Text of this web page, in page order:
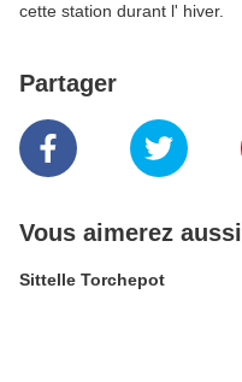
cette station durant l' hiver.
Partager
Vous aimerez aussi
Sittelle Torchepot